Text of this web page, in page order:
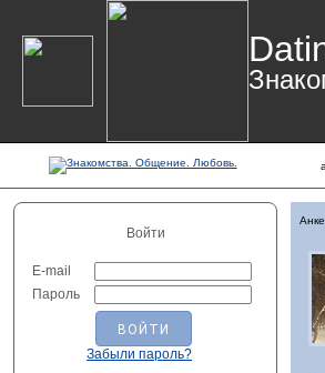
Войти
E-mail
Пароль
Забыли пароль?